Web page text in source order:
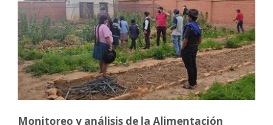
Monitoreo y análisis de la Alimentación